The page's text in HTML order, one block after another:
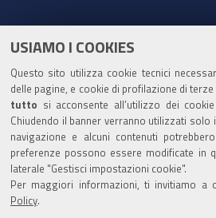
USIAMO I COOKIES
Questo sito utilizza cookie tecnici
delle pagine, e cookie di profilazione di
tutto si acconsente all’utilizzo dei
Chiudendo il banner verranno utilizzati solo
navigazione e alcuni contenuti
preferenze possono essere modificate in
laterale "Gestisci impostazioni cookie".
Per maggiori informazioni, ti invitiamo a
Policy
e
o
o
k
t
b
e
t
e
r
k
d
I
n
Codice Univoco Ufficio:UF1SDE
I soggetti privati potranno
tramite PagoPA con Modalità
pagamento al seguente linkPaga
Codice IBAN per le pubbliche